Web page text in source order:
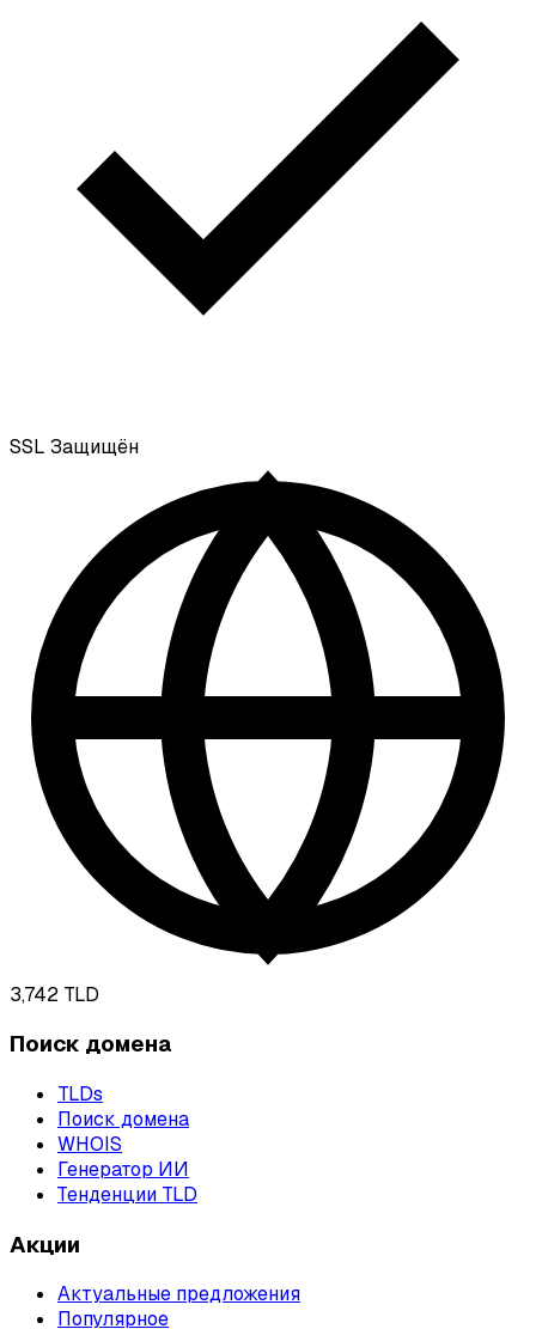
SSL Защищён
3,742 TLD
Поиск домена
TLDs
Поиск домена
WHOIS
Генератор ИИ
Тенденции TLD
Акции
Актуальные предложения
Популярное